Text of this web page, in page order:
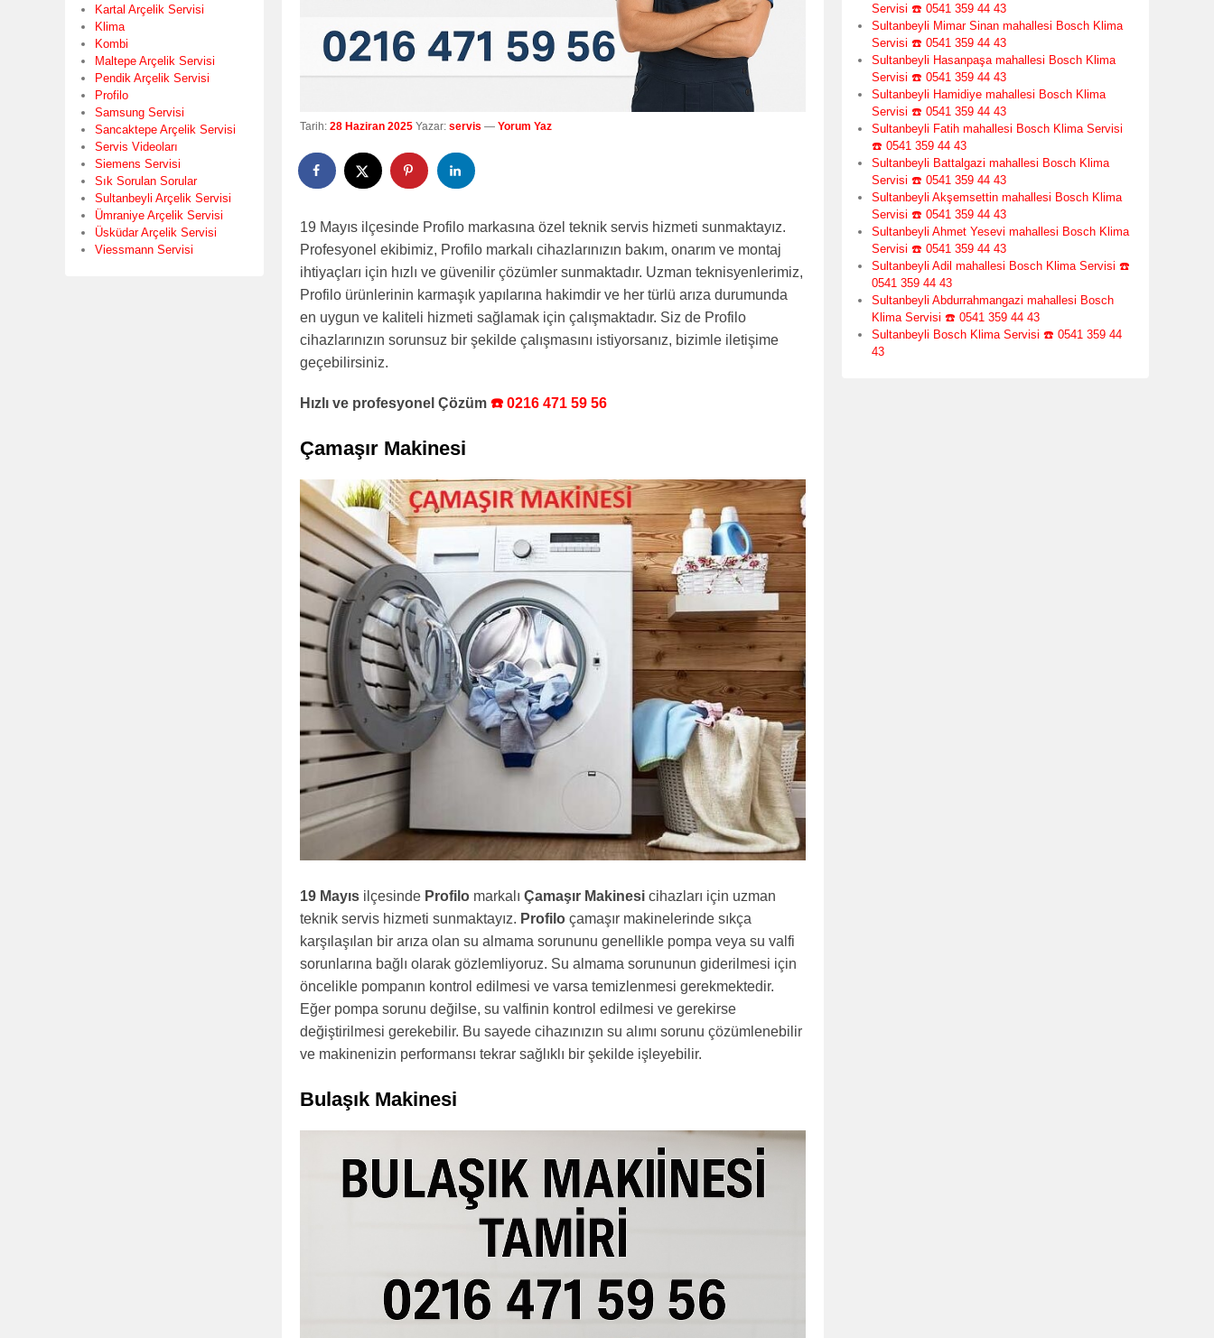
Tarih: 28 Haziran 2025 Yazar: servis — Yorum Yaz
19 Mayıs ilçesinde Profilo markasına özel teknik servis hizmeti sunmaktayız.
Profesyonel ekibimiz, Profilo markalı cihazlarınızın bakım, onarım ve montaj
ihtiyaçları için hızlı ve güvenilir çözümler sunmaktadır. Uzman teknisyenlerimiz,
Profilo ürünlerinin karmaşık yapılarına hakimdir ve her türlü arıza durumunda
en uygun ve kaliteli hizmeti sağlamak için çalışmaktadır. Siz de Profilo
cihazlarınızın sorunsuz bir şekilde çalışmasını istiyorsanız, bizimle iletişime
geçebilirsiniz.
Hızlı ve profesyonel Çözüm ☎️ 0216 471 59 56
Çamaşır Makinesi
19 Mayıs ilçesinde Profilo markalı Çamaşır Makinesi cihazları için uzman
teknik servis hizmeti sunmaktayız. Profilo çamaşır makinelerinde sıkça
karşılaşılan bir arıza olan su almama sorununu genellikle pompa veya su valfi
sorunlarına bağlı olarak gözlemliyoruz. Su almama sorununun giderilmesi için
öncelikle pompanın kontrol edilmesi ve varsa temizlenmesi gerekmektedir.
Eğer pompa sorunu değilse, su valfinin kontrol edilmesi ve gerekirse
değiştirilmesi gerekebilir. Bu sayede cihazınızın su alımı sorunu çözümlenebilir
ve makinenizin performansı tekrar sağlıklı bir şekilde işleyebilir.
Bulaşık Makinesi
Servisi ☎️ 0541 359 44 43
Sultanbeyli Mimar Sinan mahallesi Bosch Klima
Servisi ☎️ 0541 359 44 43
Sultanbeyli Hasanpaşa mahallesi Bosch Klima
Servisi ☎️ 0541 359 44 43
Sultanbeyli Hamidiye mahallesi Bosch Klima
Servisi ☎️ 0541 359 44 43
Sultanbeyli Fatih mahallesi Bosch Klima Servisi
☎️ 0541 359 44 43
Sultanbeyli Battalgazi mahallesi Bosch Klima
Servisi ☎️ 0541 359 44 43
Sultanbeyli Akşemsettin mahallesi Bosch Klima
Servisi ☎️ 0541 359 44 43
Sultanbeyli Ahmet Yesevi mahallesi Bosch Klima
Servisi ☎️ 0541 359 44 43
Sultanbeyli Adil mahallesi Bosch Klima Servisi ☎️
0541 359 44 43
Sultanbeyli Abdurrahmangazi mahallesi Bosch
Klima Servisi ☎️ 0541 359 44 43
Sultanbeyli Bosch Klima Servisi ☎️ 0541 359 44
43
Kartal Arçelik Servisi
Klima
Kombi
Maltepe Arçelik Servisi
Pendik Arçelik Servisi
Profilo
Samsung Servisi
Sancaktepe Arçelik Servisi
Servis Videoları
Siemens Servisi
Sık Sorulan Sorular
Sultanbeyli Arçelik Servisi
Ümraniye Arçelik Servisi
Üsküdar Arçelik Servisi
Viessmann Servisi